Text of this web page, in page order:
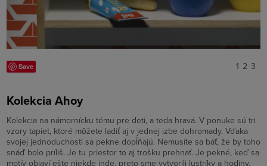
Save 1 2 3
Kolekcia Ahoy
Kolekcia na námornícku tému pre deti, a teda hravá. V ponuke sú tri
vzory tapiet, ktoré môžete ladiť aj v jednej izbe dohromady. Vďaka
svojej jednoduchosti sa pekne dopĺňajú. Nemusíte sa báť, že by toho
snáď bolo príliš. Je tu priestor to aj trošku prehnať. Je pekné, keď sa
motív objaví ešte niekde inde, preto sme vytvorili lustríky a hodiny.